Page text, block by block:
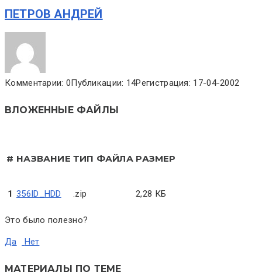
ПЕТРОВ АНДРЕЙ
Комментарии: 0Публикации: 14Регистрация: 17-04-2002
ВЛОЖЕННЫЕ ФАЙЛЫ
# НАЗВАНИЕ ТИП ФАЙЛА РАЗМЕР
1 356ID_HDD .zip 2,28 КБ
Это было полезно?
Да Нет
МАТЕРИАЛЫ ПО ТЕМЕ